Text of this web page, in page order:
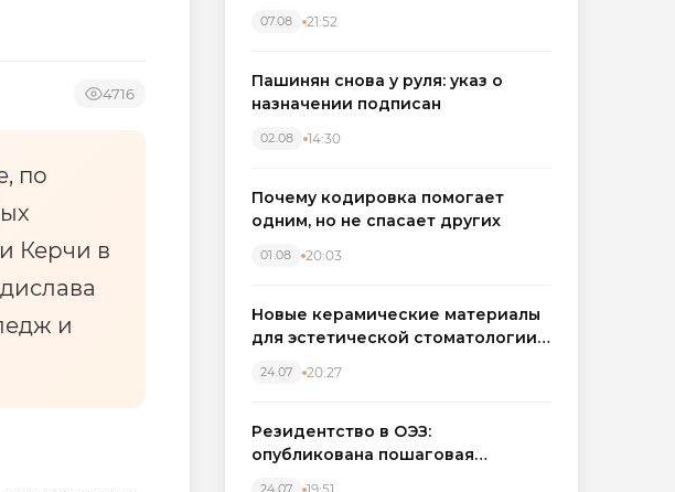
4716
по
Керчи в
и
07.08 21:52
Пашинян снова у руля: указ о
назначении подписан
02.08 14:30
Почему кодировка помогает
одним, но не спасает других
01.08 20:03
Новые керамические материалы
для эстетической стоматологии
24.07 20:27
Резидентство в ОЭЗ:
опубликована пошаговая